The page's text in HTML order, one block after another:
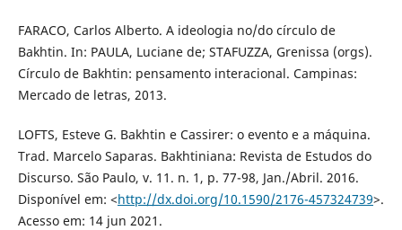
FARACO, Carlos Alberto. A ideologia no/do círculo de
Bakhtin. In: PAULA, Luciane de; STAFUZZA, Grenissa (orgs).
Círculo de Bakhtin: pensamento interacional. Campinas:
Mercado de letras, 2013.
LOFTS, Esteve G. Bakhtin e Cassirer: o evento e a máquina.
Trad. Marcelo Saparas. Bakhtiniana: Revista de Estudos do
Discurso. São Paulo, v. 11. n. 1, p. 77-98, Jan./Abril. 2016.
Disponível em: <http://dx.doi.org/10.1590/2176-457324739>.
Acesso em: 14 jun 2021.